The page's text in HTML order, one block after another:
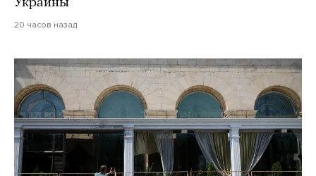
20 часов назад